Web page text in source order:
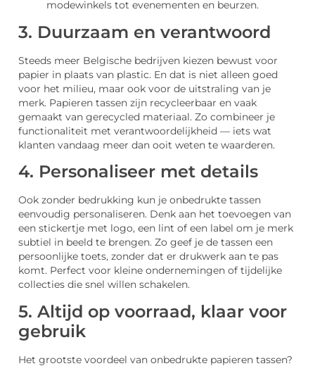
modewinkels tot evenementen en beurzen.
3. Duurzaam en verantwoord
Steeds meer Belgische bedrijven kiezen bewust voor
papier in plaats van plastic. En dat is niet alleen goed
voor het milieu, maar ook voor de uitstraling van je
merk. Papieren tassen zijn recycleerbaar en vaak
gemaakt van gerecycled materiaal. Zo combineer je
functionaliteit met verantwoordelijkheid — iets wat
klanten vandaag meer dan ooit weten te waarderen.
4. Personaliseer met details
Ook zonder bedrukking kun je onbedrukte tassen
eenvoudig personaliseren. Denk aan het toevoegen van
een stickertje met logo, een lint of een label om je merk
subtiel in beeld te brengen. Zo geef je de tassen een
persoonlijke toets, zonder dat er drukwerk aan te pas
komt. Perfect voor kleine ondernemingen of tijdelijke
collecties die snel willen schakelen.
5. Altijd op voorraad, klaar voor
gebruik
Het grootste voordeel van onbedrukte papieren tassen?